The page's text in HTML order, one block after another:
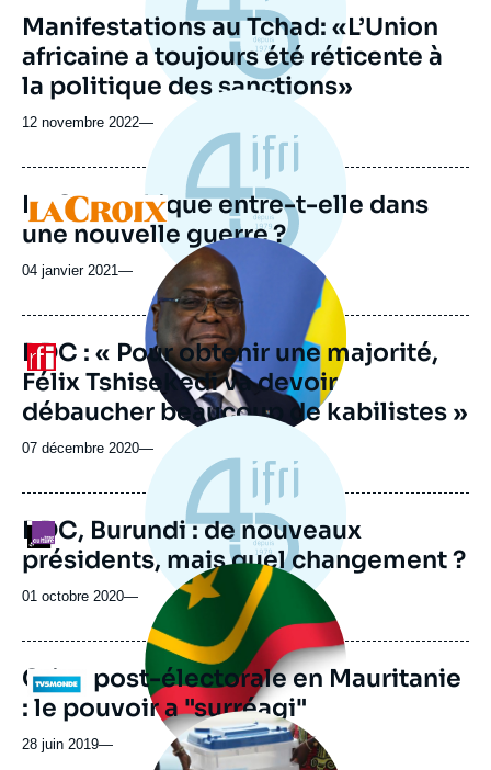
Manifestations au Tchad: «L’Union
africaine a toujours été réticente à
la politique des sanctions»
12 novembre 2022—
Logo
La Centrafrique entre-t-elle dans
une nouvelle guerre ?
04 janvier 2021—
Logo
Image
principale
médiatique
RDC : « Pour obtenir une majorité,
Félix Tshisekedi va devoir
débaucher beaucoup de kabilistes »
07 décembre 2020—
Logo
RDC, Burundi : de nouveaux
présidents, mais quel changement ?
01 octobre 2020—
Logo
Image
principale
médiatique
Crise post-électorale en Mauritanie
: le pouvoir a "surréagi"
28 juin 2019—
Image
principale
médiatique